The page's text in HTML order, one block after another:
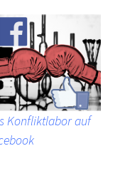
Konfliktlabor auf